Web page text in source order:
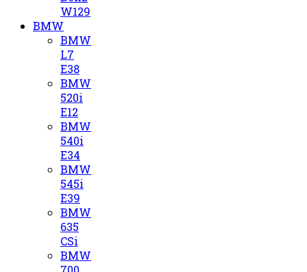
W129
BMW
BMW
L7
E38
BMW
520i
E12
BMW
540i
E34
BMW
545i
E39
BMW
635
CSi
BMW